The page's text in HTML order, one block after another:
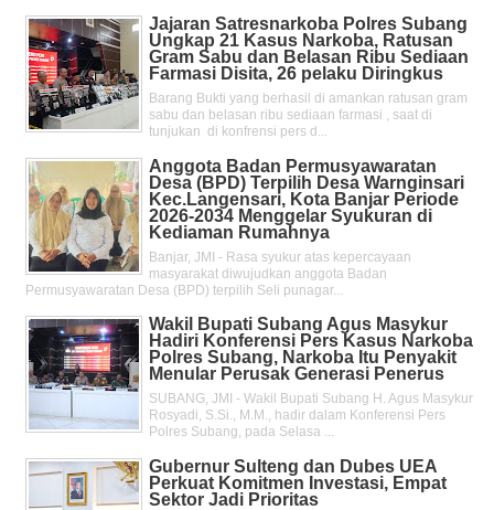
Jajaran Satresnarkoba Polres Subang
Ungkap 21 Kasus Narkoba, Ratusan
Gram Sabu dan Belasan Ribu Sediaan
Farmasi Disita, 26 pelaku Diringkus
Barang Bukti yang berhasil di amankan ratusan gram
sabu dan belasan ribu sediaan farmasi , saat di
tunjukan di konfrensi pers d...
Anggota Badan Permusyawaratan
Desa (BPD) Terpilih Desa Warnginsari
Kec.Langensari, Kota Banjar Periode
2026-2034 Menggelar Syukuran di
Kediaman Rumahnya
Banjar, JMI - Rasa syukur atas kepercayaan
masyarakat diwujudkan anggota Badan
Permusyawaratan Desa (BPD) terpilih Seli punagar...
Wakil Bupati Subang Agus Masykur
Hadiri Konferensi Pers Kasus Narkoba
Polres Subang, Narkoba Itu Penyakit
Menular Perusak Generasi Penerus
SUBANG, JMI - Wakil Bupati Subang H. Agus Masykur
Rosyadi, S.Si., M.M., hadir dalam Konferensi Pers
Polres Subang, pada Selasa ...
Gubernur Sulteng dan Dubes UEA
Perkuat Komitmen Investasi, Empat
Sektor Jadi Prioritas